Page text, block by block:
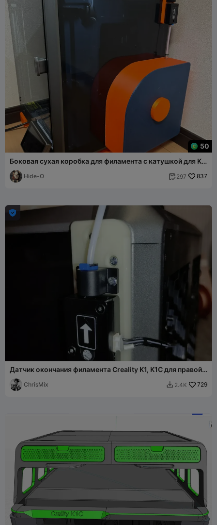
50
Боковая сухая коробка для филамента с катушкой для K1
и K1C
Hide-O  297 837

Датчик окончания филамента Creality K1, K1C для правой
стороны
ChrisMix  2.4K 729